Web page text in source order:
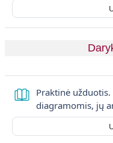
Praktinė
diagramomis, jų